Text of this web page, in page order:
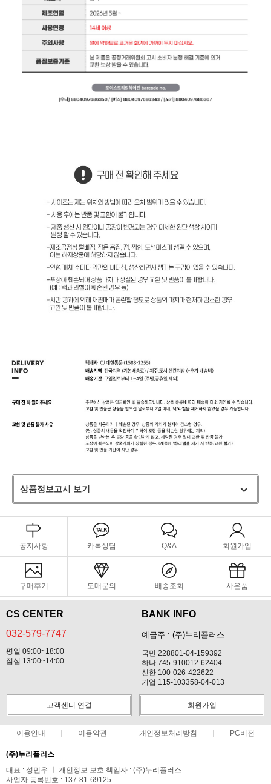
상품정보고시 보기
공지사항 카톡상담 Q&A 회원가입
구매후기 도매문의 배송조회 사은품
CS CENTER
032-579-7747
평일 09:00~18:00
점심 13:00~14:00
BANK INFO
예금주 : (주)누리플러스
국민 228801-04-159392
하나 745-910012-62404
신한 100-026-422622
기업 115-103358-04-013
고객센터 연결 회원가입
이용안내 이용약관 개인정보처리방침 PC버전
(주)누리플러스
대표 : 성민우 ㅣ 개인정보 보호 책임자 : (주)누리플러스
사업자 등록번호 : 137-81-69125